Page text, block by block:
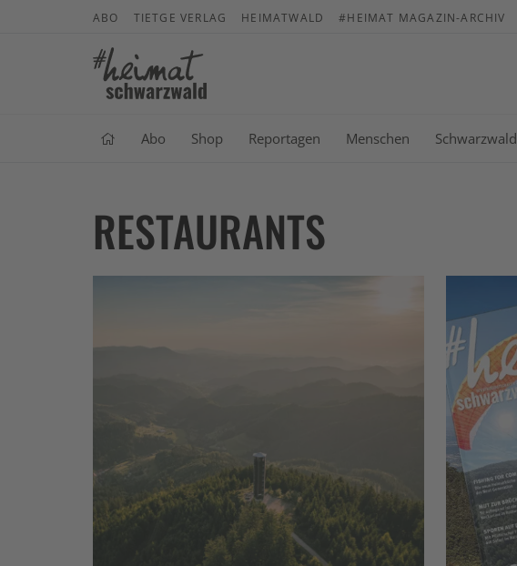
ABO TIETGE VERLAG HEIMATWALD #HEIMAT MAGAZIN-ARCHIV
Abo Shop Reportagen Menschen Schwarzwald
RESTAURANTS